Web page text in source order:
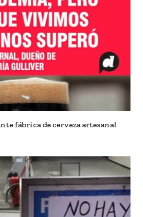
fábrica de cerveza artesanal